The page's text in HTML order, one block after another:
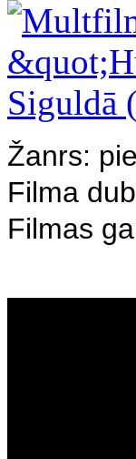
Žanrs:
Filma
Filmas